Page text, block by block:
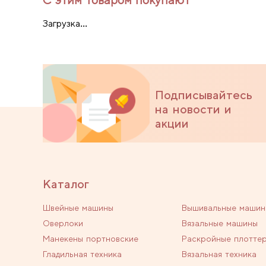
Загрузка...
Подписывайтесь
на новости и
акции
Каталог
Швейные машины
Вышивальные
Оверлоки
Вязальные машины
Манекены портновские
Раскройные
Гладильная техника
Вязальная техника